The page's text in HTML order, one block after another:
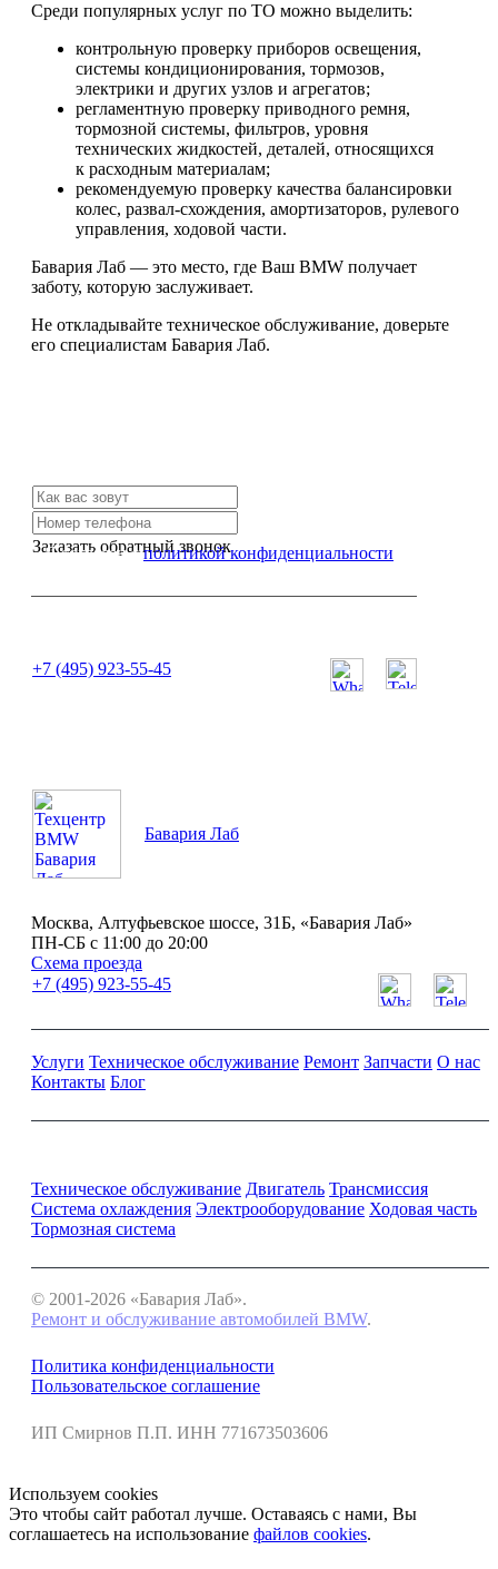
Среди популярных услуг по ТО можно выделить:
контрольную проверку приборов освещения,
системы кондиционирования, тормозов,
электрики и других узлов и агрегатов;
регламентную проверку приводного ремня,
тормозной системы, фильтров, уровня
технических жидкостей, деталей, относящихся
к расходным материалам;
рекомендуемую проверку качества балансировки
колес, развал-схождения, амортизаторов, рулевого
управления, ходовой части.
Бавария Лаб — это место, где Ваш BMW получает
заботу, которую заслуживает.
Не откладывайте техническое обслуживание, доверьте
его специалистам Бавария Лаб.
Заказать обратный звонок
Я согласен сполитикой конфиденциальности
+7 (495) 923-55-45
Бавария Лаб
Москва, Алтуфьевское шоссе, 31Б, «Бавария Лаб»
ПН-СБ с 11:00 до 20:00
Схема проезда
+7 (495) 923-55-45
Услуги Техническое обслуживание Ремонт Запчасти О нас
Контакты Блог
Техническое обслуживание Двигатель Трансмиссия
Система охлаждения Электрооборудование Ходовая часть
Тормозная система
© 2001-2026 «Бавария Лаб».
Ремонт и обслуживание автомобилей BMW.
Политика конфиденциальности
Пользовательское соглашение
ИП Смирнов П.П. ИНН 771673503606
Используем cookies
Это чтобы сайт работал лучше. Оставаясь с нами, Вы
соглашаетесь на использование файлов cookies.